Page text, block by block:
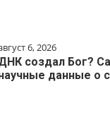
6, 2026
создал Бог?
данные о